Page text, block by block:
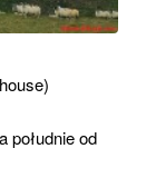
południe od